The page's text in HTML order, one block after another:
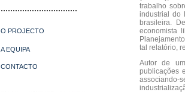
................................
O PROJECTO
A EQUIPA
CONTACTO
trabalho
industrial do
brasileira.
economista
tal relatório,
Autor de
publicações